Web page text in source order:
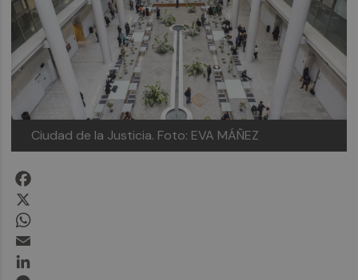
Ciudad de la Justicia. Foto: EVA MÁÑEZ